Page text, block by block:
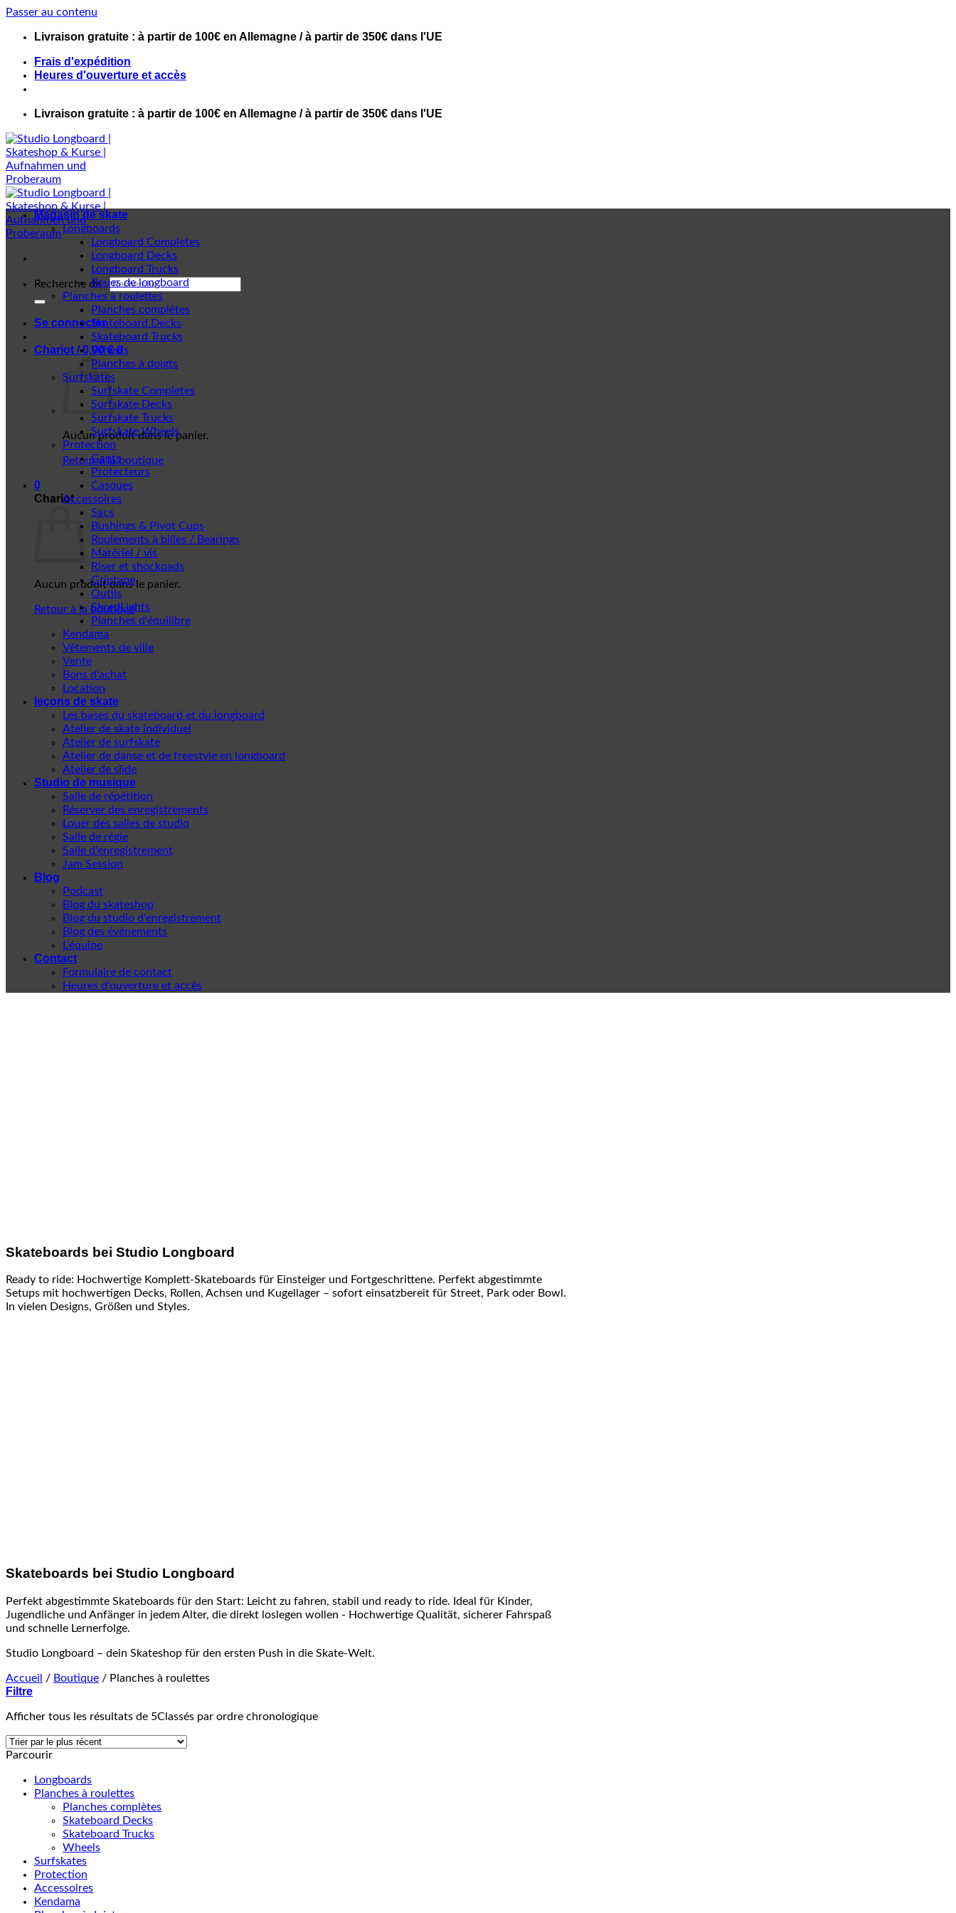
Passer au contenu
Livraison gratuite : à partir de 100€ en Allemagne / à partir de 350€ dans l'UE
Frais d'expédition
Heures d'ouverture et accès
Livraison gratuite : à partir de 100€ en Allemagne / à partir de 350€ dans l'UE
Recherche de :
Se connecter
Chariot /0,00€ 0
Aucun produit dans le panier.
Retour à la boutique
0
Chariot
Aucun produit dans le panier.
Retour à la boutique
Magasin de skate
Longboards
Longboard Completes
Longboard Decks
Longboard Trucks
Roues de longboard
Planches à roulettes
Planches complètes
Skateboard Decks
Skateboard Trucks
Wheels
Planches à doigts
Surfskates
Surfskate Completes
Surfskate Decks
Surfskate Trucks
Surfskate Wheels
Protection
Gants
Protecteurs
Casques
Accessoires
Sacs
Bushings & Pivot Cups
Roulements à billes / Bearings
Matériel / vis
Riser et shockpads
Griptape
Outils
ShredLights
Planches d'équilibre
Kendama
Vêtements de ville
Vente
Bons d'achat
Location
leçons de skate
Les bases du skateboard et du longboard
Atelier de skate individuel
Atelier de surfskate
Atelier de danse et de freestyle en longboard
Atelier de slide
Studio de musique
Salle de répétition
Réserver des enregistrements
Louer des salles de studio
Salle de régie
Salle d'enregistrement
Jam Session
Blog
Podcast
Blog du skateshop
Blog du studio d'enregistrement
Blog des événements
L'équipe
Contact
Formulaire de contact
Heures d'ouverture et accès
Skateboards bei Studio Longboard
Ready to ride: Hochwertige Komplett-Skateboards für Einsteiger und Fortgeschrittene. Perfekt abgestimmte
Setups mit hochwertigen Decks, Rollen, Achsen und Kugellager – sofort einsatzbereit für Street, Park oder Bowl.
In vielen Designs, Größen und Styles.
Skateboards bei Studio Longboard
Perfekt abgestimmte Skateboards für den Start: Leicht zu fahren, stabil und ready to ride. Ideal für Kinder,
Jugendliche und Anfänger in jedem Alter, die direkt loslegen wollen - Hochwertige Qualität, sicherer Fahrspaß
und schnelle Lernerfolge.
Studio Longboard – dein Skateshop für den ersten Push in die Skate-Welt.
Accueil / Boutique / Planches à roulettes
Filtre
Afficher tous les résultats de 5Classés par ordre chronologique
Parcourir
Longboards
Planches à roulettes
Planches complètes
Skateboard Decks
Skateboard Trucks
Wheels
Surfskates
Protection
Accessoires
Kendama